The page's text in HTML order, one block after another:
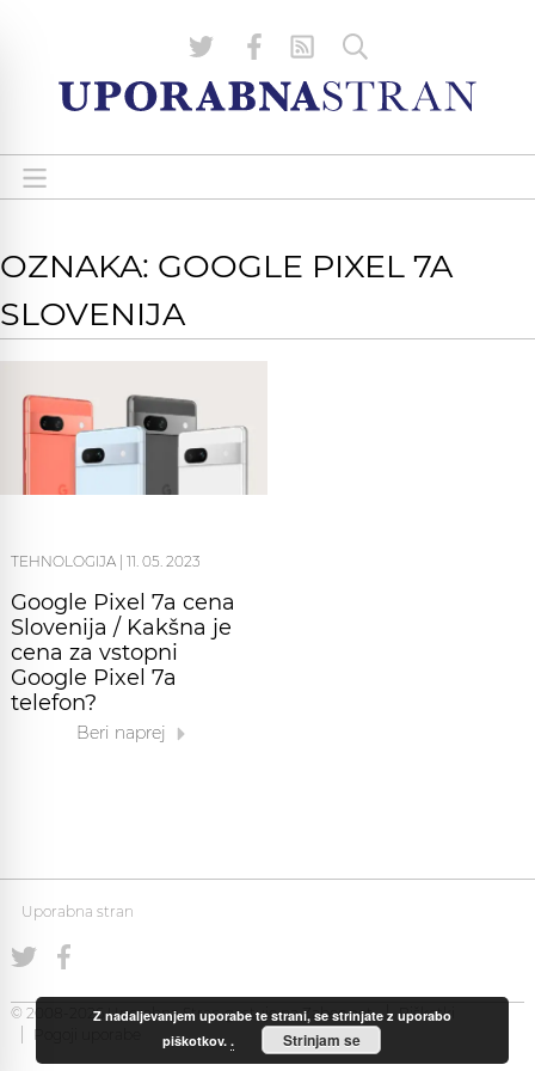
OZNAKA: GOOGLE PIXEL 7A
SLOVENIJA
TEHNOLOGIJA 11. 05. 2023
Google Pixel 7a cena
Slovenija / Kakšna je
cena za vstopni
Google Pixel 7a
telefon?
Beri naprej
Uporabna stran
© 2008-2026 Uporabna Stran gostuje naZabec.net
Piškotki
Pogoji uporabe
Z nadaljevanjem uporabe te strani, se strinjate z uporabo
piškotkov.. Strinjam se